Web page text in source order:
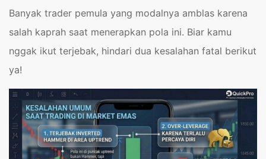
Banyak trader pemula yang modalnya amblas karena
salah kaprah saat menerapkan pola ini. Biar kamu
nggak ikut terjebak, hindari dua kesalahan fatal berikut
ya!